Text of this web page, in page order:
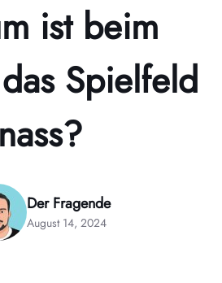
ist beim
Spielfeld
nass?
Der Fragende
August 14, 2024